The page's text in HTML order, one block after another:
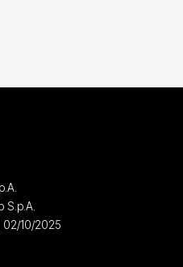
S.p.A.
02/10/2025